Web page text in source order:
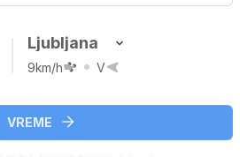
Ljubljana
9km/h V
VREME